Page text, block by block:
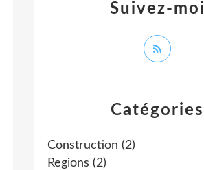
Catégories
Construction (2)
Regions (2)
Suivez-moi